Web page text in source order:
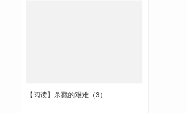
【阅读】杀戮的艰难（3）